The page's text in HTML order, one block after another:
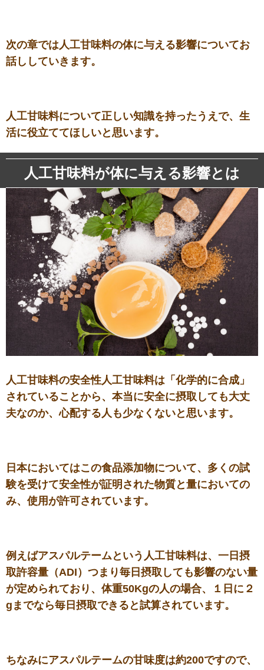
次の章では人工甘味料の体に与える影響についてお
話ししていきます。
人工甘味料について正しい知識を持ったうえで、生
活に役立ててほしいと思います。
人工甘味料が体に与える影響とは
人工甘味料の安全性人工甘味料は「化学的に合成」
されていることから、本当に安全に摂取しても大丈
夫なのか、心配する人も少なくないと思います。
日本においてはこの食品添加物について、多くの試
験を受けて安全性が証明された物質と量においての
み、使用が許可されています。
例えばアスパルテームという人工甘味料は、一日摂
取許容量（ADI）つまり毎日摂取しても影響のない量
が定められており、体重50Kgの人の場合、１日に２
gまでなら毎日摂取できると試算されています。
ちなみにアスパルテームの甘味度は約200ですので、